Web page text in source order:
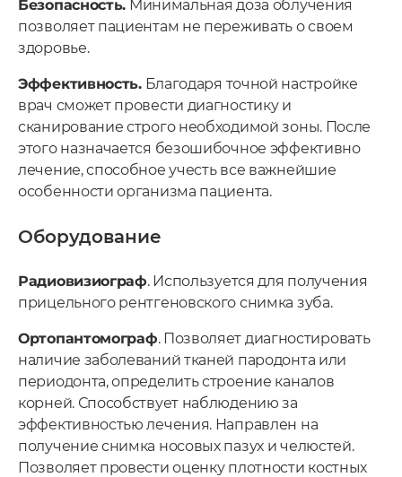
Безопасность. Минимальная доза облучения
позволяет пациентам не переживать о своем
здоровье.
Эффективность.Благодаря точной настройке
врач сможет провести диагностику и
сканирование строго необходимой зоны. После
этого назначается безошибочное эффективно
лечение, способное учесть все важнейшие
особенности организма пациента.
Оборудование
Радиовизиограф. Используется для получения
прицельного рентгеновского снимка зуба.
Ортопантомограф. Позволяет диагностировать
наличие заболеваний тканей пародонта или
периодонта, определить строение каналов
корней. Способствует наблюдению за
эффективностью лечения. Направлен на
получение снимка носовых пазух и челюстей.
Позволяет провести оценку плотности костных